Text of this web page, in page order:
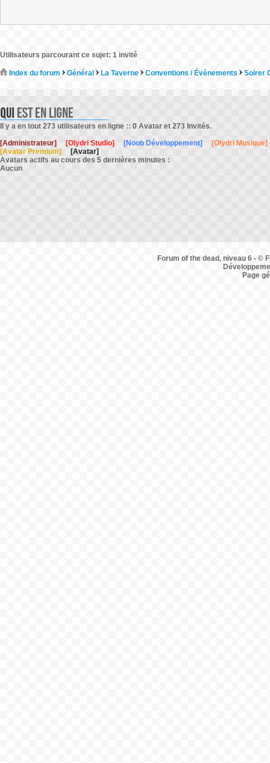
Utilisateurs parcourant ce sujet: 1 invité
Index du forum Général La Taverne Conventions / Évènements Soirer
Il y a en tout 273 utilisateurs en ligne :: 0 Avatar et 273 Invités.
[Administrateur]
[Olydri Studio] [Noob Développement]
[Olydri Musique]
[Avatar Premium]
[Avatar]
Avatars actifs au cours des 5 dernières minutes :
Aucun
Forum of the dead, niveau 6 - ©
Page